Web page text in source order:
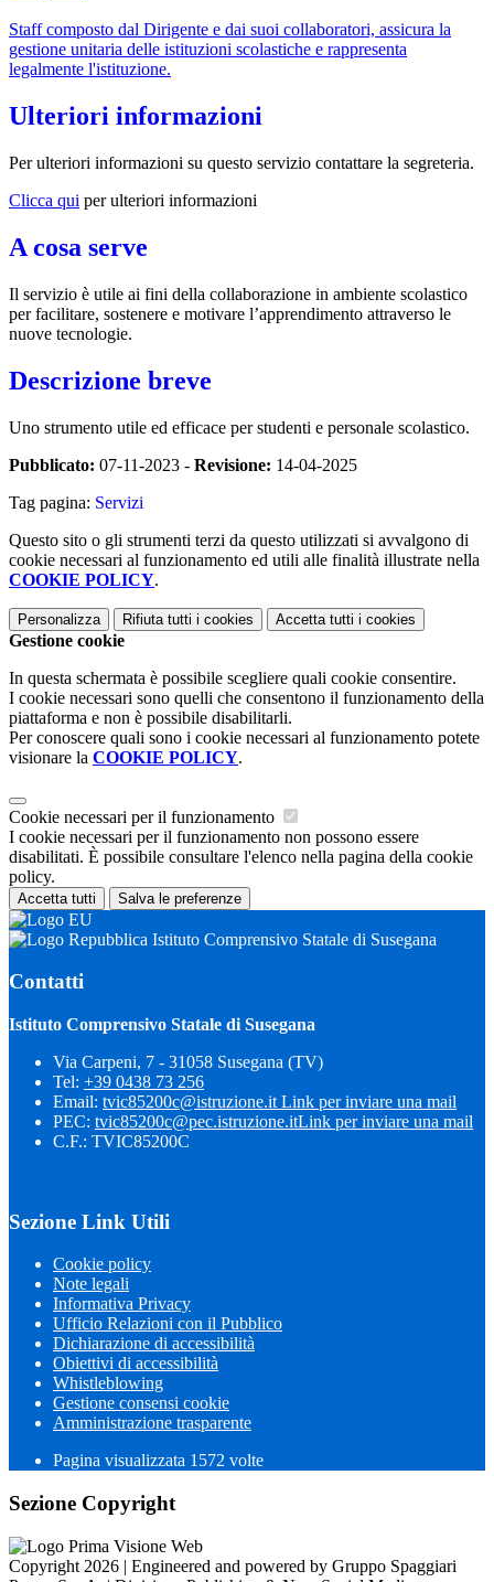
Staff composto dal Dirigente e dai suoi collaboratori, assicura la
gestione unitaria delle istituzioni scolastiche e rappresenta
legalmente l'istituzione.
Ulteriori informazioni
Per ulteriori informazioni su questo servizio contattare la segreteria.
Clicca qui per ulteriori informazioni
A cosa serve
Il servizio è utile ai fini della collaborazione in ambiente scolastico
per facilitare, sostenere e motivare l’apprendimento attraverso le
nuove tecnologie.
Descrizione breve
Uno strumento utile ed efficace per studenti e personale scolastico.
Pubblicato: 07-11-2023 - Revisione: 14-04-2025
Tag pagina: Servizi
Questo sito o gli strumenti terzi da questo utilizzati si avvalgono di
cookie necessari al funzionamento ed utili alle finalità illustrate nella
COOKIE POLICY.
Personalizza Rifiuta tutti i cookies Accetta tutti i cookies
Gestione cookie
In questa schermata è possibile scegliere quali cookie consentire.
I cookie necessari sono quelli che consentono il funzionamento della
piattaforma e non è possibile disabilitarli.
Per conoscere quali sono i cookie necessari al funzionamento potete
visionare la COOKIE POLICY.
Cookie necessari per il funzionamento
I cookie necessari per il funzionamento non possono essere
disabilitati. È possibile consultare l'elenco nella pagina della cookie
policy.
Accetta tutti Salva le preferenze
Istituto Comprensivo Statale di Susegana
Contatti
Istituto Comprensivo Statale di Susegana
Via Carpeni, 7 - 31058 Susegana (TV)
Tel: +39 0438 73 256
Email: tvic85200c@istruzione.it Link per inviare una mail
PEC: tvic85200c@pec.istruzione.itLink per inviare una mail
C.F.: TVIC85200C
Sezione Link Utili
Cookie policy
Note legali
Informativa Privacy
Ufficio Relazioni con il Pubblico
Dichiarazione di accessibilità
Obiettivi di accessibilità
Whistleblowing
Gestione consensi cookie
Amministrazione trasparente
Pagina visualizzata 1572 volte
Sezione Copyright
Copyright 2026 | Engineered and powered by Gruppo Spaggiari